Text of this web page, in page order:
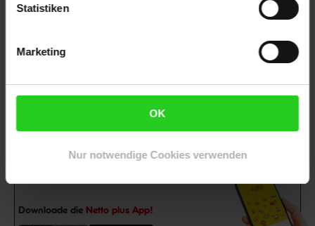
Statistiken
Marketing
OK
Nur notwendige Cookies verwenden
Newsletter Anmeldung
Abonniere unseren 15€**
Gutschein
Jetzt zum Newsletter anmelden
Downloade die Netto plus App!